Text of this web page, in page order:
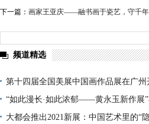
下一篇： 画家王亚庆——融书画于瓷艺，守千
频道精选
第十四届全国美展中国画作品展在广州
“如此漫长·如此浓郁——黄永玉新作展
大都会推出2021新展：中国艺术里的“